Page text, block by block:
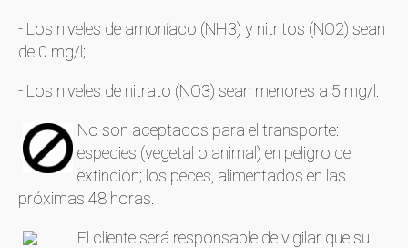
- Los niveles de amoníaco (NH3) y nitritos (NO2) sean
de 0 mg/l;
- Los niveles de nitrato (NO3) sean menores a 5 mg/l.
No son aceptados para el transporte:
especies (vegetal o animal) en peligro de
extinción; los peces, alimentados en las
próximas 48 horas.
El cliente será responsable de vigilar que su